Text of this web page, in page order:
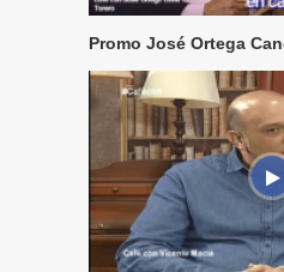
Promo José Ortega